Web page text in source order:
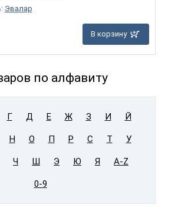
Эвалар
В корзину
по алфавиту
Г Д Е Ж З И Й
Н О П Р С Т У
Ч Ш Э Ю Я A-Z
0-9